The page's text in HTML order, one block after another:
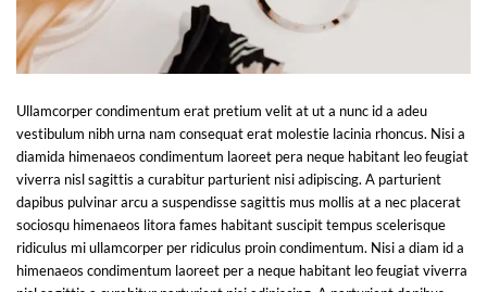
Ullamcorper condimentum erat pretium velit at ut a nunc id a adeu
vestibulum nibh urna nam consequat erat molestie lacinia rhoncus. Nisi a
diamida himenaeos condimentum laoreet pera neque habitant leo feugiat
viverra nisl sagittis a curabitur parturient nisi adipiscing. A parturient
dapibus pulvinar arcu a suspendisse sagittis mus mollis at a nec placerat
sociosqu himenaeos litora fames habitant suscipit tempus scelerisque
ridiculus mi ullamcorper per ridiculus proin condimentum. Nisi a diam id a
himenaeos condimentum laoreet per a neque habitant leo feugiat viverra